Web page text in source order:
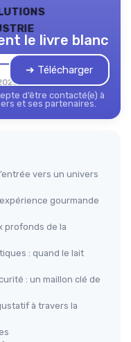
le livre blanc
➔ Télécharger
d’être contacté(e) à
et ses partenaires.
vers un univers
gourmande
profonds de la
: quand le lait
: un maillon clé de
à travers la